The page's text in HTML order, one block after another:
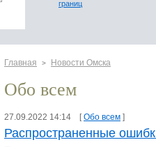
границ
Главная > Новости Омска
Обо всем
27.09.2022 14:14 [Обо всем ]
Распространенные